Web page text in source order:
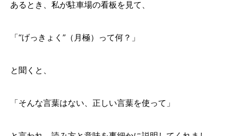
あるとき、私が駐車場の看板を見て、
「“げっきょく”（月極）って何？」
と聞くと、
「そんな言葉はない、正しい言葉を使って」